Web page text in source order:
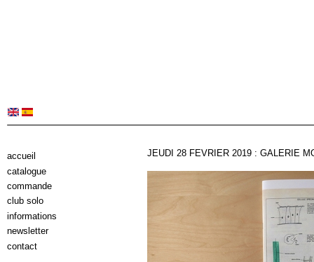
JEUDI 28 FEVRIER 2019 : GALERIE
accueil
catalogue
commande
club solo
informations
newsletter
contact